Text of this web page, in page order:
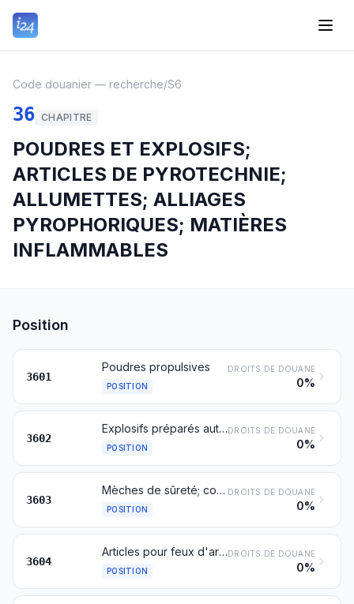
Code douanier — recherche/S6
36 CHAPITRE
POUDRES ET EXPLOSIFS;
ARTICLES DE PYROTECHNIE;
ALLUMETTES; ALLIAGES
PYROPHORIQUES; MATIÈRES
INFLAMMABLES
Position
3601
Poudres propulsives
POSITION
DROITS DE DOUANE
0%
3602
Explosifs préparés autres que les poudres propulsives
POSITION
DROITS DE DOUANE
0%
3603
Mèches de sûreté; cordeaux détonants; amorces et capsules fulminantes; allumeurs; détonateurs électriques
POSITION
DROITS DE DOUANE
0%
3604
Articles pour feux d'artifice, fusées de signalisation ou paragrêles et similaires, pétards et autres articles de pyrotechnie
POSITION
DROITS DE DOUANE
0%